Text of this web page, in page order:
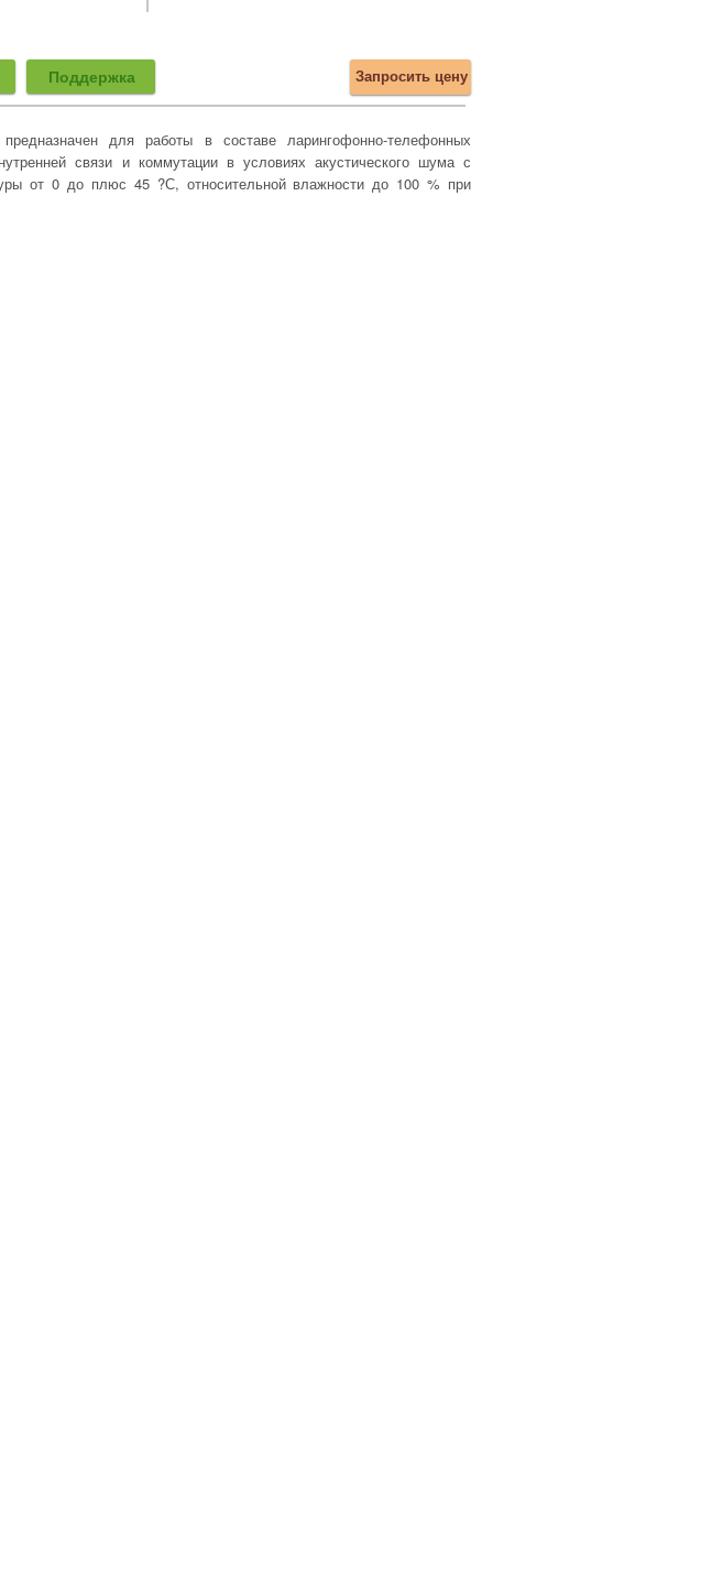
Поддержка Запросить цену
для работы в составе ларингофонно-телефонных
связи и коммутации в условиях акустического шума с
от 0 до плюс 45 ?С, относительной влажности до 100 % при